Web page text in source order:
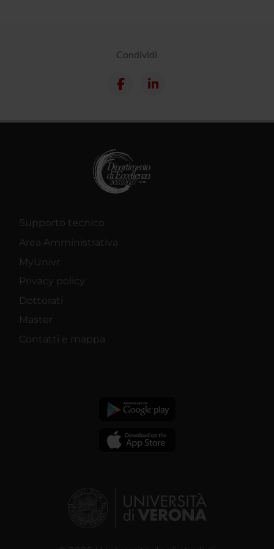
Condividi
Supporto tecnico
Area Amministrativa
MyUnivr
Privacy policy
Dottorati
Master
Contatti e mappa